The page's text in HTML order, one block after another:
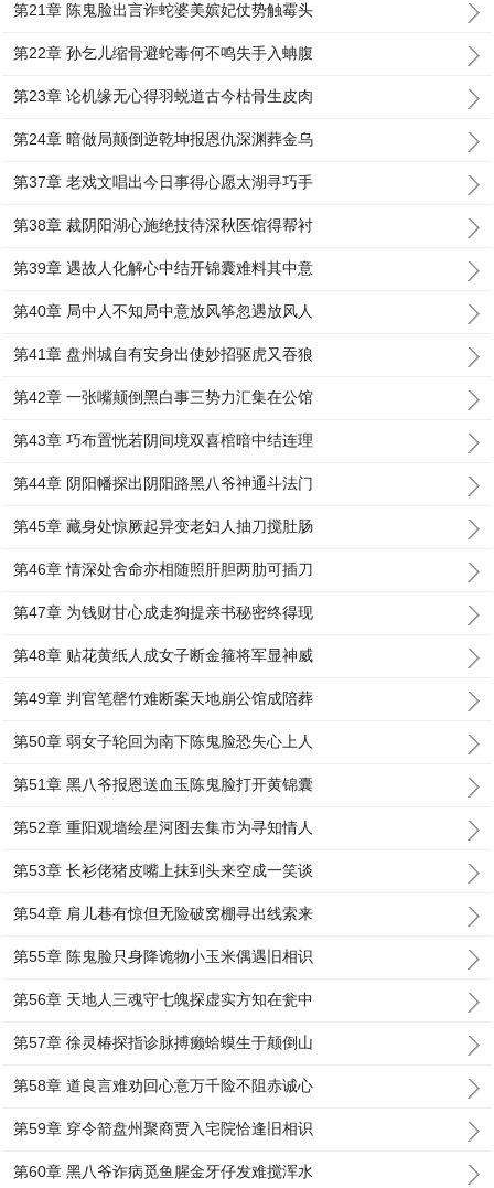
第21章 陈鬼脸出言诈蛇婆美嫔妃仗势触霉头
第22章 孙乞儿缩骨避蛇毒何不鸣失手入蚺腹
第23章 论机缘无心得羽蜕道古今枯骨生皮肉
第24章 暗做局颠倒逆乾坤报恩仇深渊葬金乌
第37章 老戏文唱出今日事得心愿太湖寻巧手
第38章 裁阴阳湖心施绝技待深秋医馆得帮衬
第39章 遇故人化解心中结开锦囊难料其中意
第40章 局中人不知局中意放风筝忽遇放风人
第41章 盘州城自有安身出使妙招驱虎又吞狼
第42章 一张嘴颠倒黑白事三势力汇集在公馆
第43章 巧布置恍若阴间境双喜棺暗中结连理
第44章 阴阳幡探出阴阳路黑八爷神通斗法门
第45章 藏身处惊厥起异变老妇人抽刀搅肚肠
第46章 情深处舍命亦相随照肝胆两肋可插刀
第47章 为钱财甘心成走狗提亲书秘密终得现
第48章 贴花黄纸人成女子断金箍将军显神威
第49章 判官笔罄竹难断案天地崩公馆成陪葬
第50章 弱女子轮回为南下陈鬼脸恐失心上人
第51章 黑八爷报恩送血玉陈鬼脸打开黄锦囊
第52章 重阳观墙绘星河图去集市为寻知情人
第53章 长衫佬猪皮嘴上抹到头来空成一笑谈
第54章 肩儿巷有惊但无险破窝棚寻出线索来
第55章 陈鬼脸只身降诡物小玉米偶遇旧相识
第56章 天地人三魂守七魄探虚实方知在瓮中
第57章 徐灵椿探指诊脉搏癞蛤蟆生于颠倒山
第58章 道良言难劝回心意万千险不阻赤诚心
第59章 穿令箭盘州聚商贾入宅院恰逢旧相识
第60章 黑八爷诈病觅鱼腥金牙仔发难搅浑水